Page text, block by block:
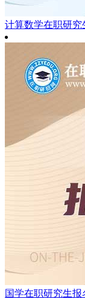
计算数学在职研究
国学在职研究生报